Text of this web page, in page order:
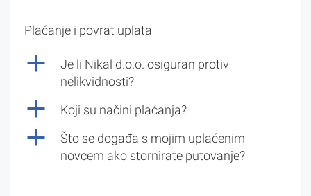
Plaćanje i povrat uplata
a
Je li Nikal d.o.o. osiguran protiv
nelikvidnosti?
a Koji su načini plaćanja?
a
Što se događa s mojim uplaćenim
novcem ako stornirate putovanje?